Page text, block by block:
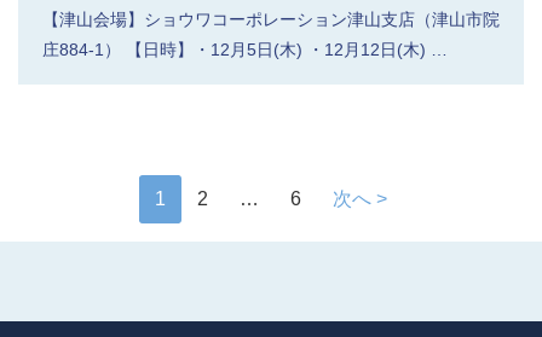
【津山会場】ショウワコーポレーション津山支店（津山市院
庄884-1） 【日時】・12月5日(木) ・12月12日(木) …
1 2 … 6 次へ >